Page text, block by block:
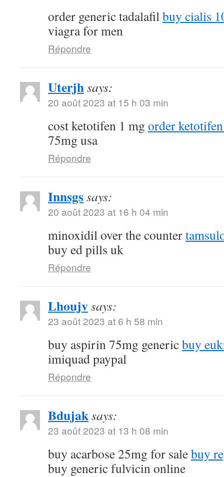
order generic tadalafilbuy cialis
viagra for men
Répondre
Uterjhsays:
20 août 2023 at 15 h 03 min
cost ketotifen 1 mg order
75mg usa
Répondre
Innsgssays:
20 août 2023 at 16 h 04 min
minoxidil over the counter
buy ed pills uk
Répondre
Lhoujvsays:
23 août 2023 at 6 h 58 min
buy aspirin 75mg genericbuy
imiquad paypal
Répondre
Bdujaksays:
23 août 2023 at 13 h 08 min
buy acarbose 25mg for salebuy
buy generic fulvicin online